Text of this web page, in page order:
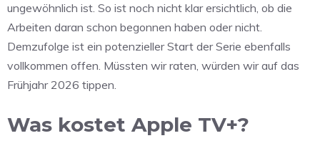
ungewöhnlich ist. So ist noch nicht klar ersichtlich, ob die
Arbeiten daran schon begonnen haben oder nicht.
Demzufolge ist ein potenzieller Start der Serie ebenfalls
vollkommen offen. Müssten wir raten, würden wir auf das
Frühjahr 2026 tippen.
Was kostet Apple TV+?